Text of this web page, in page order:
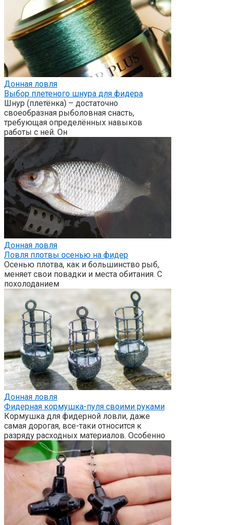
Донная ловля
Выбор плетеного шнура для фидера
Шнур (плетёнка) – достаточно
своеобразная рыболовная снасть,
требующая определённых навыков
работы с ней. Он
Донная ловля
Ловля плотвы осенью на фидер
Осенью плотва, как и большинство рыб,
меняет свои повадки и места обитания. С
похолоданием
Донная ловля
Фидерная кормушка-пуля своими руками
Кормушка для фидерной ловли, даже
самая дорогая, все-таки относится к
разряду расходных материалов. Особенно